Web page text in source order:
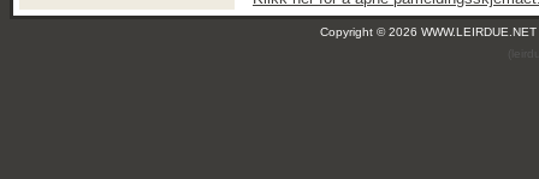
Copyright © 2026